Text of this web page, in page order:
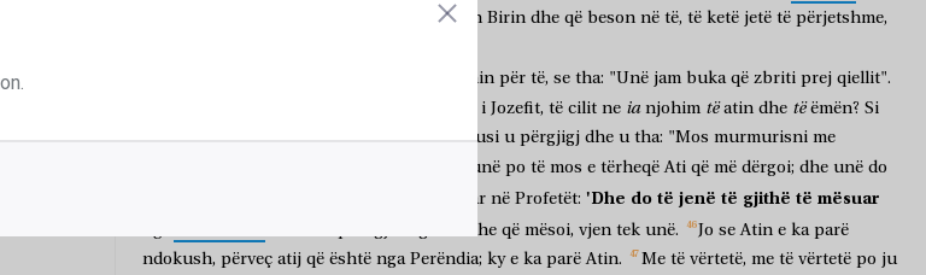
ἐν
ai
vëren Birin dhe që beson në të, të ketë jetë të përjetshme,
murmurisnin për të, se tha: "Unë jam buka që zbriti prej qiellit".
i Jozefit, të cilit ne ia njohim të atin dhe të ëmën? Si
tani thotë: 'Kam zbritur prej qiellit'?". Jezusi u përgjigj dhe u tha: "Mos murmurisni me
unë po të mos e tërheqë Ati që më dërgoi; dhe unë do
shkruar në Profetët: 'Dhe do të jenë të gjithë të mësuar
dhe që mësoi, vjen tek unë. Jo se Atin e ka parë
ndokush, përveç atij që është nga Perëndia; ky e ka parë Atin. Me të vërtetë, me të vërtetë po ju